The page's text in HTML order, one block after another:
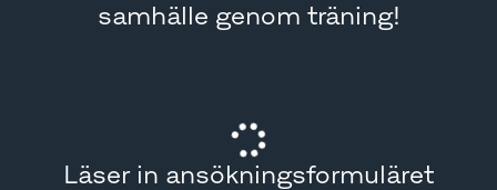
samhälle genom träning!
Läser in ansökningsformuläret